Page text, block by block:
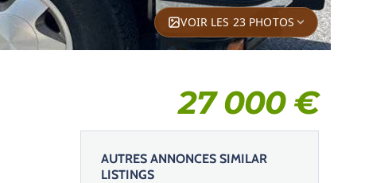
VOIR LES 23 PHOTOS
27 000€
AUTRES ANNONCES SIMILAR
LISTINGS